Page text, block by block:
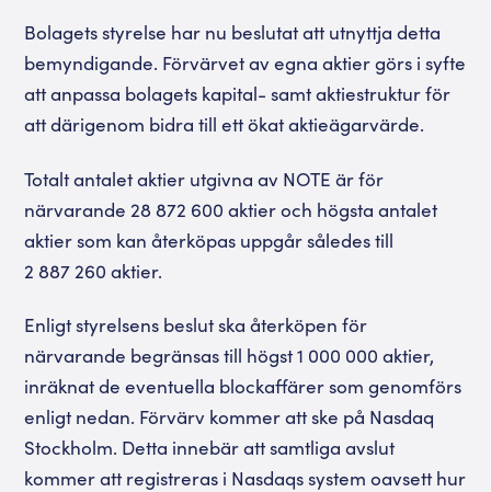
Bolagets styrelse har nu beslutat att utnyttja detta
bemyndigande. Förvärvet av egna aktier görs i syfte
att anpassa bolagets kapital- samt aktiestruktur för
att därigenom bidra till ett ökat aktieägarvärde.
Totalt antalet aktier utgivna av NOTE är för
närvarande 28 872 600 aktier och högsta antalet
aktier som kan återköpas uppgår således till
2 887 260 aktier.
Enligt styrelsens beslut ska återköpen för
närvarande begränsas till högst 1 000 000 aktier,
inräknat de eventuella blockaffärer som genomförs
enligt nedan. Förvärv kommer att ske på Nasdaq
Stockholm. Detta innebär att samtliga avslut
kommer att registreras i Nasdaqs system oavsett hur